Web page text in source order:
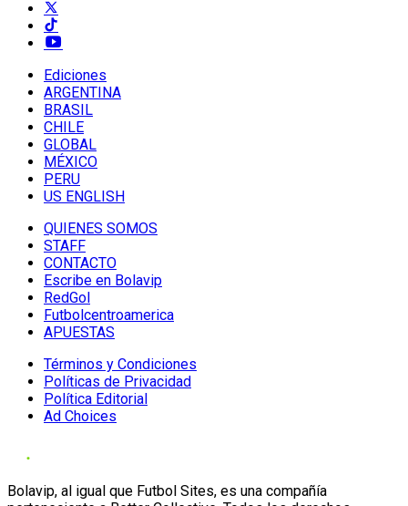
Ediciones
ARGENTINA
BRASIL
CHILE
GLOBAL
MÉXICO
PERU
US ENGLISH
QUIENES SOMOS
STAFF
CONTACTO
Escribe en Bolavip
RedGol
Futbolcentroamerica
APUESTAS
Términos y Condiciones
Políticas de Privacidad
Política Editorial
Ad Choices
Bolavip, al igual que Futbol Sites, es una compañía